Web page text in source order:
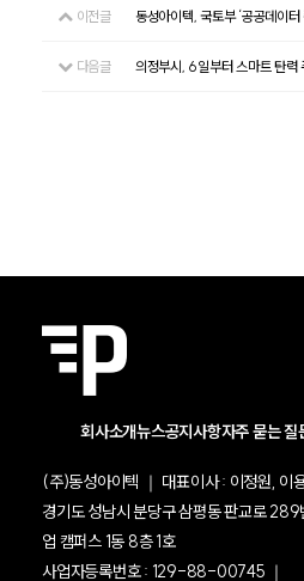
이전글
동성아이텍, 국토부 ‘공공데이
다음글
의정부시, 6일부터 스마트 탄력
회사소개뉴스공지사항자주 묻는 질
(주)동성아이텍 ｜ 대표이사 : 이정원, 이
경기도 성남시 분당구 삼평동 판교로
업 캠퍼스 1동 8층 1호
사업자등록번호 : 129-88-00745 ｜